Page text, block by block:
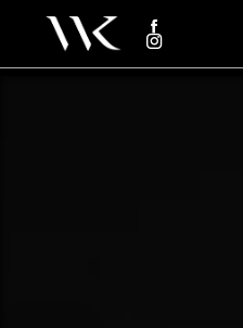
Panneau de gestion des cookies